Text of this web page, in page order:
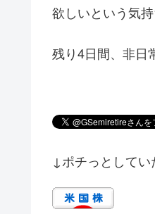
欲しいという気
残り4日間、非日
↓ポチっとして